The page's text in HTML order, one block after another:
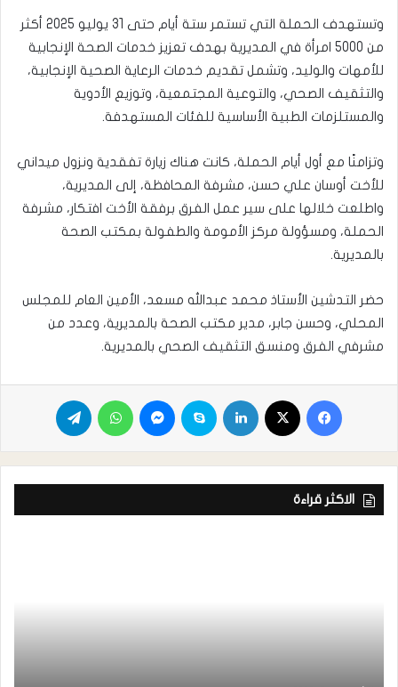
وتستهدف الحملة التي تستمر ستة أيام حتى 31 يوليو 2025 أكثر
من 5000 امرأة في المديرية بهدف تعزيز خدمات الصحة الإنجابية
للأمهات والوليد، وتشمل تقديم خدمات الرعاية الصحية الإنجابية،
والتثقيف الصحي، والتوعية المجتمعية، وتوزيع الأدوية
والمستلزمات الطبية الأساسية للفئات المستهدفة.
وتزامنًا مع أول أيام الحملة، كانت هناك زيارة تفقدية ونزول ميداني
للأخت أوسان علي حسن، مشرفة المحافظة، إلى المديرية،
واطلعت خلالها على سير عمل الفرق برفقة الأخت افتكار، مشرفة
الحملة، ومسؤولة مركز الأمومة والطفولة بمكتب الصحة
بالمديرية.
حضر التدشين الأستاذ محمد عبدالله مسعد، الأمين العام للمجلس
المحلي، وحسن جابر، مدير مكتب الصحة بالمديرية، وعدد من
مشرفي الفرق ومنسق التثقيف الصحي بالمديرية.
الاكثر قراءة